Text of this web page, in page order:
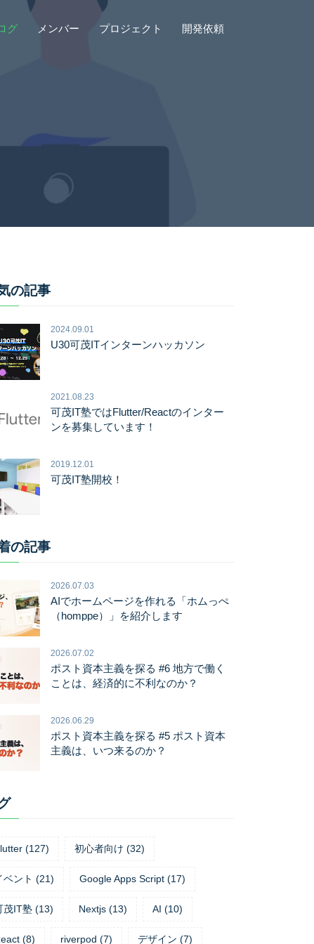
グ メンバー プロジェクト 開発依頼
の記事
2024.09.01
U30可茂ITインターンハッカソン
2021.08.23
可茂IT塾ではFlutter/Reactのインター
ンを募集しています！
2019.12.01
可茂IT塾開校！
の記事
2026.07.03
AIでホームページを作れる「ホムっぺ
（homppe）」を紹介します
2026.07.02
ポスト資本主義を探る #6 地方で働く
ことは、経済的に不利なのか？
2026.06.29
ポスト資本主義を探る #5 ポスト資本
主義は、いつ来るのか？
(127) 初心者向け (32)
ベント (21) Google Apps Script (17)
茂IT塾 (13) Nextjs (13) AI (10)
(8) riverpod (7) デザイン (7)